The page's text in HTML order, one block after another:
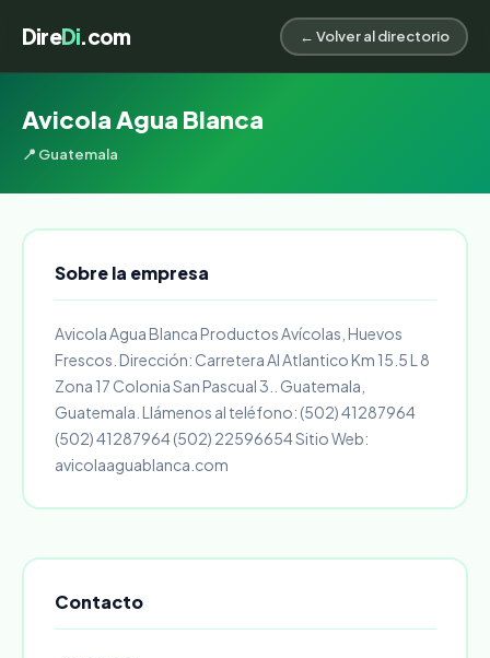
DireDi.com ← Volver al directorio
Avicola Agua Blanca
📍 Guatemala
Sobre la empresa
Avicola Agua Blanca Productos Avícolas, Huevos
Frescos. Dirección: Carretera Al Atlantico Km 15.5 L 8
Zona 17 Colonia San Pascual 3.. Guatemala,
Guatemala. Llámenos al teléfono: (502) 41287964
(502) 41287964 (502) 22596654 Sitio Web:
avicolaaguablanca.com
Contacto